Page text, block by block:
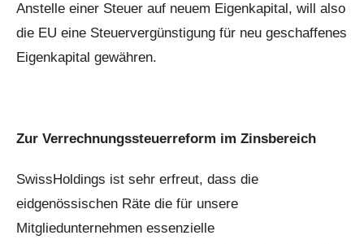
Anstelle einer Steuer auf neuem Eigenkapital, will also
die EU eine Steuervergünstigung für neu geschaffenes
Eigenkapital gewähren.
Zur Verrechnungssteuerreform im Zinsbereich
SwissHoldings ist sehr erfreut, dass die
eidgenössischen Räte die für unsere
Mitgliedunternehmen essenzielle